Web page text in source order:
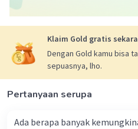
Klaim Gold gratis
Dengan Gold kamu bisa
sepuasnya, lho.
Pertanyaan serupa
Ada berapa banyak